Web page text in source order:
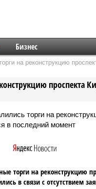
Бизнес
на реконструкцию
проспекта
торги на реконструкцию
в связи с отсутствием